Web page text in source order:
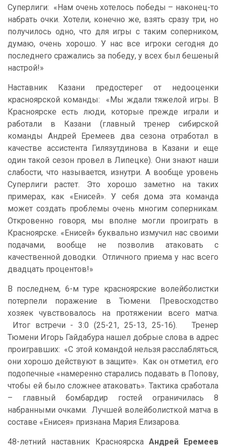
Суперлиги: «Нам очень хотелось победы – наконец-то
набрать очки. Хотели, конечно же, взять сразу три, но
получилось одно, что для игры с таким соперником,
думаю, очень хорошо. У нас все игроки сегодня до
последнего сражались за победу, у всех был бешеный
настрой!»
Наставник Казани предостерег от недооценки
красноярской команды: «Мы ждали тяжелой игры. В
Красноярске есть люди, которые прежде играли и
работали в Казани (главный тренер сибирской
команды Андрей Еремеев два сезона отработал в
качестве ассистента Гилязутдинова в Казани и еще
один такой сезон провел в Липецке). Они знают наши
слабости, что называется, изнутри. А вообще уровень
Суперлиги растет. Это хорошо заметно на таких
примерах, как «Енисей». У себя дома эта команда
может создать проблемы очень многим соперникам.
Откровенно говоря, мы вполне могли проиграть в
Красноярске. «Енисей» буквально измучил нас своими
подачами, вообще не позволив атаковать с
качественной доводки. Отличного приема у нас всего
двадцать процентов!»
В последнем, 6-м туре красноярские волейболистки
потерпели поражение в Тюмени. Превосходство
хозяек чувствовалось на протяжении всего матча.
Итог встречи - 3:0 (25-21, 25-13, 25-16). Тренер
Тюмени Игорь Гайдабура нашел добрые слова в адрес
проигравших: «С этой командой нельзя расслабляться,
они хорошо действуют в защите». Как он отметил, его
подопечные «намеренно старались подавать в Попову,
чтобы ей было сложнее атаковать». Тактика сработала
– главный бомбардир гостей ограничилась 8
набранными очками. Лучшей волейболисткой матча в
составе «Енисея» признана Мария Елизарова.
48-летний наставник Красноярска Андрей Еремеев